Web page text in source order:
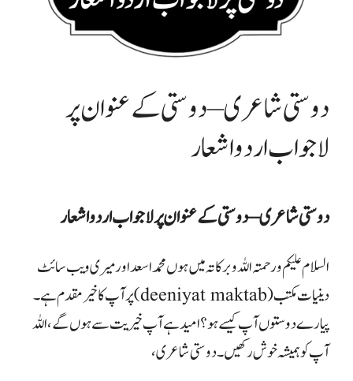
دوستی شاعری – دوستی کے عنوان پر
لاجواب اردو اشعار
دوستی شاعری – دوستی کے عنوان پر لاجواب اردو اشعار
السلام علیکم ورحمتہ اللہ وبرکاتہ میں ہوں محمداسعد اور میری ویب سائٹ
دینیات مکتب (deeniyat maktab) پر آپ کا خیر مقدم ہے۔
پیارے دوستوں آپ کیسے ہو؟ امید ہے آپ خیریت سے ہوں گے، اللہ
آپ کو ہمیشہ خوش رکھیں ۔دوستی شاعری ،